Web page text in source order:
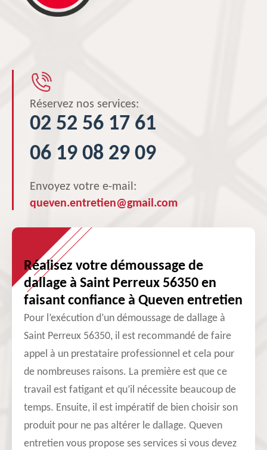
Réservez nos services:
02 52 56 17 61
06 19 08 29 09
Envoyez votre e-mail:
queven.entretien@gmail.com
Réalisez votre démoussage de
dallage à Saint Perreux 56350 en
faisant confiance à Queven entretien
Pour l’exécution d’un démoussage de dallage à
Saint Perreux 56350, il est recommandé de faire
appel à un prestataire professionnel et cela pour
de nombreuses raisons. La première est que ce
travail est fatigant et qu’il nécessite beaucoup de
temps. Ensuite, il est impératif de bien choisir son
produit pour ne pas altérer le dallage. Queven
entretien vous propose ses services si vous devez